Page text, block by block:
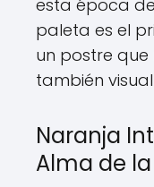
esta época
paleta es el
un postre que
también
Naranja
Alma de